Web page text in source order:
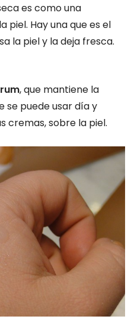
es como una
piel. Hay una que es el
la piel y la deja fresca.
, que mantiene la
se puede usar día y
cremas, sobre la piel.